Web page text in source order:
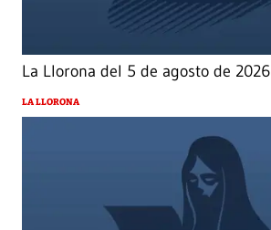
La Llorona del 5 de agosto de 2026
LA LLORONA